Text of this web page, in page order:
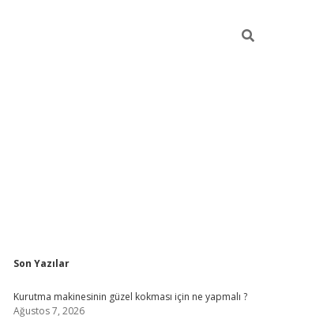
Sidebar
Son Yazılar
Kurutma makinesinin güzel kokması için ne yapmalı ?
Ağustos 7, 2026